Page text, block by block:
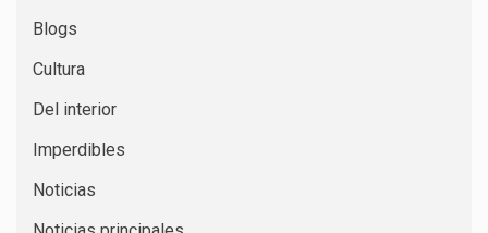
Blogs
Cultura
Del interior
Imperdibles
Noticias